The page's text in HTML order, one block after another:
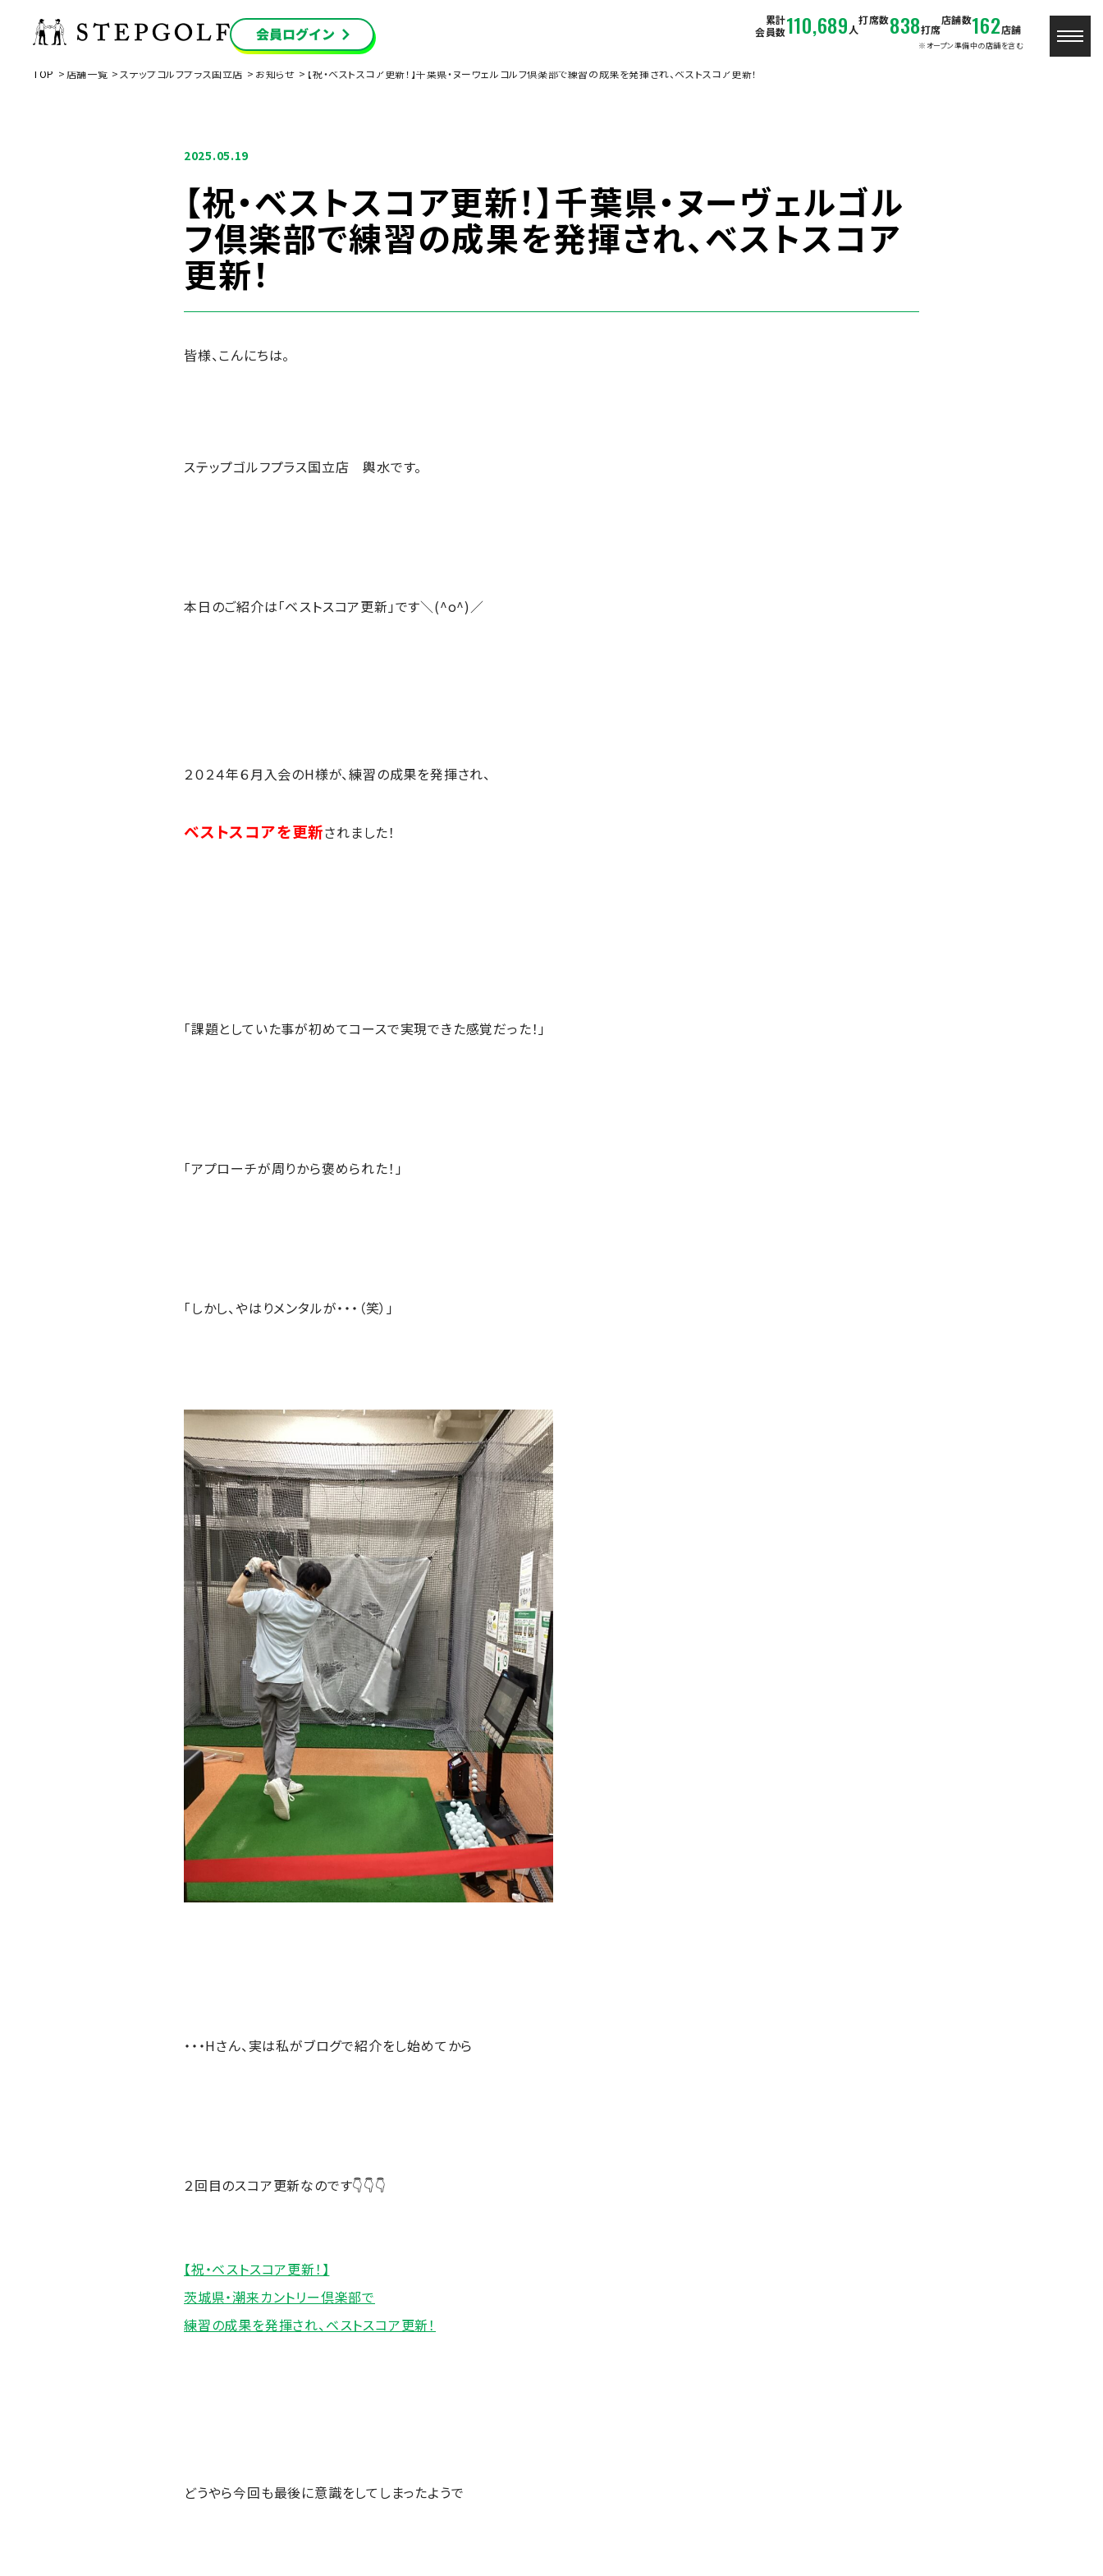
累計
会員数110,689 人
打席数838打席
店舗数162店舗
※オープン準備中の店舗を含む
TOP 店舗一覧 ステップゴルフプラス国立店 お知らせ 【祝・ベストスコア更新！】千葉県・ヌーヴェルゴルフ倶楽部で練習の成果を発揮され、ベストスコア更新！
2025.05.19
【祝・ベストスコア更新！】千葉県・ヌーヴェルゴル
フ倶楽部で練習の成果を発揮され、ベストスコア
更新！
皆様、こんにちは。
ステップゴルフプラス国立店 輿水です。
本日のご紹介は「ベストスコア更新」です＼(^o^)／
２０２４年６月入会のH様が、練習の成果を発揮され、
ベストスコアを更新されました！
「課題としていた事が初めてコースで実現できた感覚だった！」
「アプローチが周りから褒められた！」
「しかし、やはりメンタルが・・・（笑）」
・・・Hさん、実は私がブログで紹介をし始めてから
２回目のスコア更新なのです👇👇👇
【祝・ベストスコア更新！】
茨城県・潮来カントリー倶楽部で
練習の成果を発揮され、ベストスコア更新！
どうやら今回も最後に意識をしてしまったようで